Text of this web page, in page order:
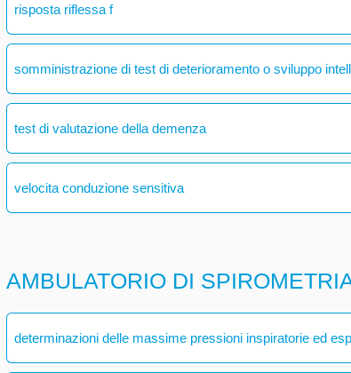
risposta riflessa f
somministrazione di test di deterioramento o sviluppo
test di valutazione della demenza
velocita conduzione sensitiva
AMBULATORIO DI
determinazioni delle massime pressioni inspiratorie ed